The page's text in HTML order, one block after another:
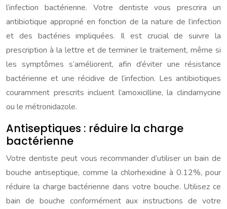
l’infection bactérienne. Votre dentiste vous prescrira un
antibiotique approprié en fonction de la nature de l’infection
et des bactéries impliquées. Il est crucial de suivre la
prescription à la lettre et de terminer le traitement, même si
les symptômes s’améliorent, afin d’éviter une résistance
bactérienne et une récidive de l’infection. Les antibiotiques
couramment prescrits incluent l’amoxicilline, la clindamycine
ou le métronidazole.
Antiseptiques : réduire la charge
bactérienne
Votre dentiste peut vous recommander d’utiliser un bain de
bouche antiseptique, comme la chlorhexidine à 0.12%, pour
réduire la charge bactérienne dans votre bouche. Utilisez ce
bain de bouche conformément aux instructions de votre